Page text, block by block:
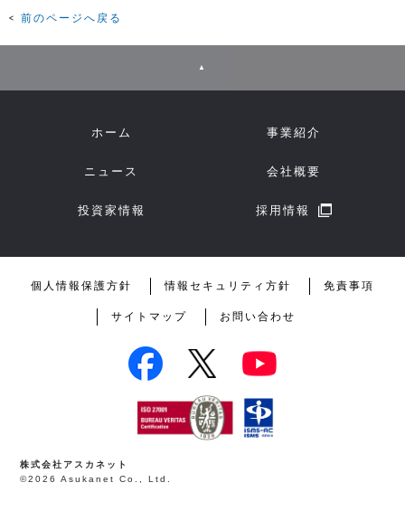
前のページへ戻る
▲
ホーム 事業紹介
ニュース 会社概要
投資家情報 採用情報
個人情報保護方針 情報セキュリティ方針 免責事項
サイトマップ お問い合わせ
株式会社アスカネット
©2026 Asukanet Co., Ltd.